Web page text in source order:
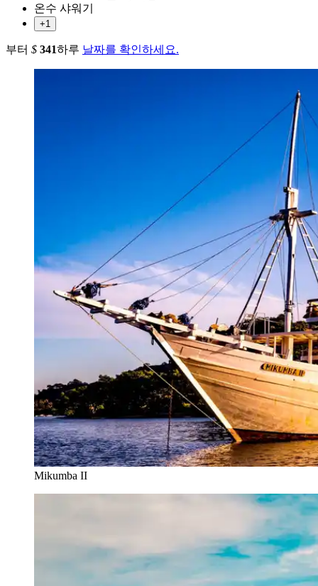
온수 샤워기
+1
부터 $ 341하루 날짜를 확인하세요.
Mikumba II